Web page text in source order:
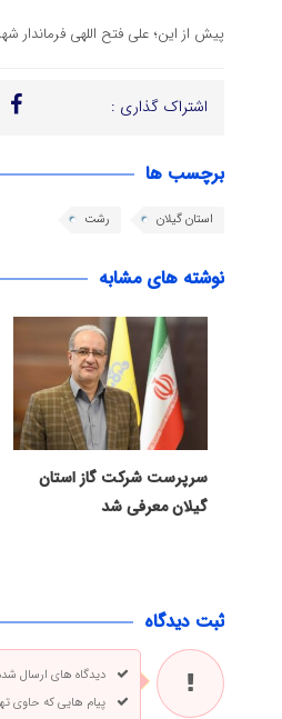
پیش از این؛ علی فتح اللهی
اشتراک گذاری :
برچسب ها
استان گیلان رشت
نوشته های مشابه
سرپرست شرکت گاز استان
گیلان معرفی شد
ثبت دیدگاه
دیدگاه های ارسال
پیام هایی که حاوی